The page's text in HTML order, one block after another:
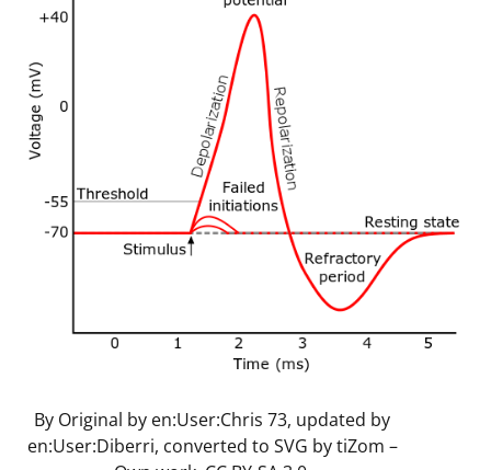
By Original by en:User:Chris 73, updated by
en:User:Diberri, converted to SVG by tiZom –